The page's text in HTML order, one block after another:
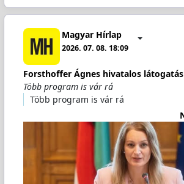
Magyar Hírlap
2026. 07. 08. 18:09
Forsthoffer Ágnes hivatalos
Több program is vár rá
Több program is vár rá